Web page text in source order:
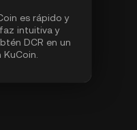
es rápido y
intuitiva y
DCR en un